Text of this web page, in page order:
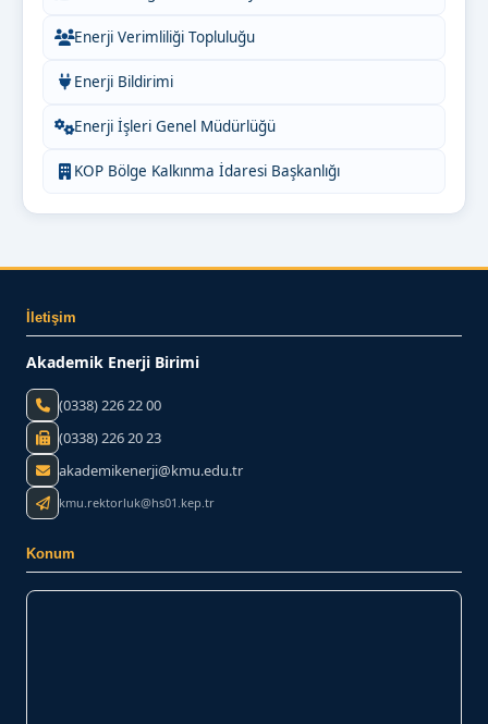
Enerji Verimliliği Topluluğu
Enerji Bildirimi
Enerji İşleri Genel Müdürlüğü
KOP Bölge Kalkınma İdaresi Başkanlığı
İletişim
Akademik Enerji Birimi
(0338) 226 22 00
(0338) 226 20 23
akademikenerji@kmu.edu.tr
kmu.rektorluk@hs01.kep.tr
Konum